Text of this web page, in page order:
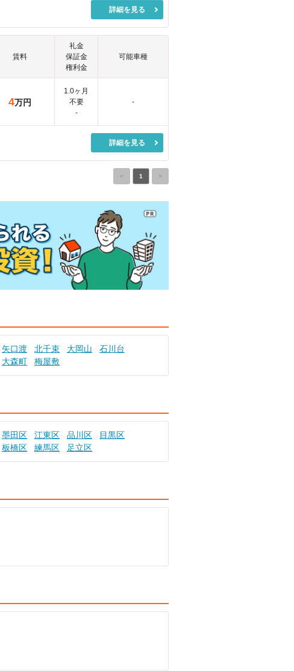
詳細を見る
賃料
礼金
保証金
権利金
可能車種
4万円
1.0ヶ月
不要
-
-
詳細を見る
< 1 >
矢口渡 北千束 大岡山
石川台
大森町 梅屋敷
墨田区 江東区 品川区
目黒区
板橋区 練馬区 足立区